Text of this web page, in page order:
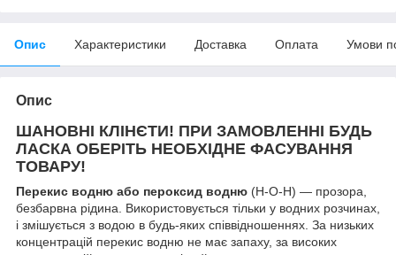
Опис Характеристики Доставка Оплата Умови
Опис
ШАНОВНІ КЛІНЄТИ! ПРИ ЗАМОВЛЕННІ БУДЬ
ЛАСКА ОБЕРІТЬ НЕОБХІДНЕ ФАСУВАННЯ
ТОВАРУ!
Перекис водню або пероксид водню (Н-О-Н) — прозора,
безбарвна рідина. Використовується тільки у водних розчинах,
і змішується з водою в будь-яких співвідношеннях. За низьких
концентрацій перекис водню не має запаху, за високих